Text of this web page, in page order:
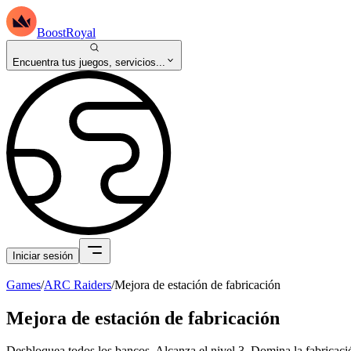
BoostRoyal
Encuentra tus juegos, servicios...
Iniciar sesión
Games/ARC Raiders/Mejora de estación de fabricación
Mejora de estación de fabricación